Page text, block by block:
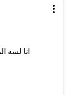
انا لسه